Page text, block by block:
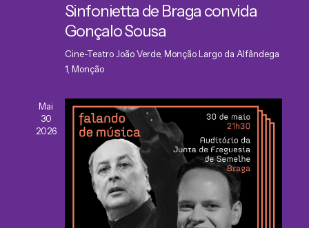
Sinfonietta de Braga convida
Gonçalo Sousa
Cine-Teatro João Verde, Monção Largo da Alfândega
1, Monção
Mai
30
2026